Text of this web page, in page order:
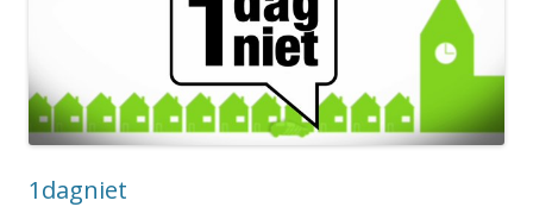
1dagniet